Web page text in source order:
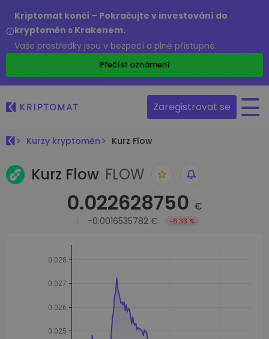
Kriptomat končí – Pokračujte v investování do
kryptoměn s Krakenem.
Vaše prostředky jsou v bezpečí a plně přístupné.
Přečíst oznámení
Zaregistrovat se
Kurzy kryptoměn Kurz Flow
Kurz Flow FLOW
0.022628750 €
-0.0016535782 € -6.33 %